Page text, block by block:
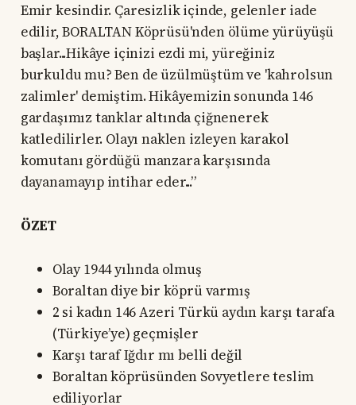
Emir kesindir. Çaresizlik içinde, gelenler iade
edilir, BORALTAN Köprüsü'nden ölüme yürüyüşü
başlar...Hikâye içinizi ezdi mi, yüreğiniz
burkuldu mu? Ben de üzülmüştüm ve 'kahrolsun
zalimler' demiştim. Hikâyemizin sonunda 146
gardaşımız tanklar altında çiğnenerek
katledilirler. Olayı naklen izleyen karakol
komutanı gördüğü manzara karşısında
dayanamayıp intihar eder...”
ÖZET
Olay 1944 yılında olmuş
Boraltan diye bir köprü varmış
2 si kadın 146 Azeri Türkü aydın karşı tarafa
(Türkiye’ye) geçmişler
Karşı taraf Iğdır mı belli değil
Boraltan köprüsünden Sovyetlere teslim
ediliyorlar